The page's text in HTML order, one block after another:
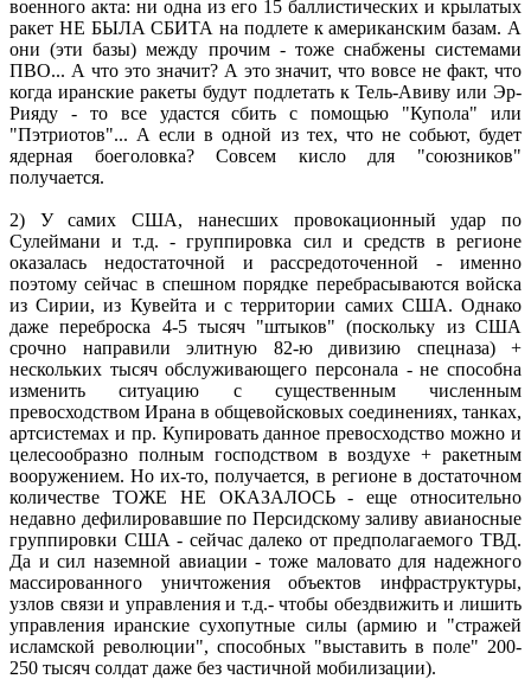
военного акта: ни одна из его 15 баллистических и крылатых
ракет НЕ БЫЛА СБИТА на подлете к американским базам. А
они (эти базы) между прочим - тоже снабжены системами
ПВО... А что это значит? А это значит, что вовсе не факт, что
когда иранские ракеты будут подлетать к Тель-Авиву или Эр-
Рияду - то все удастся сбить с помощью "Купола" или
"Пэтриотов"... А если в одной из тех, что не собьют, будет
ядерная боеголовка? Совсем кисло для "союзников"
получается.
2) У самих США, нанесших провокационный удар по
Сулеймани и т.д. - группировка сил и средств в регионе
оказалась недостаточной и рассредоточенной - именно
поэтому сейчас в спешном порядке перебрасываются войска
из Сирии, из Кувейта и с территории самих США. Однако
даже переброска 4-5 тысяч "штыков" (поскольку из США
срочно направили элитную 82-ю дивизию спецназа) +
нескольких тысяч обслуживающего персонала - не способна
изменить ситуацию с существенным численным
превосходством Ирана в общевойсковых соединениях, танках,
артсистемах и пр. Купировать данное превосходство можно и
целесообразно полным господством в воздухе + ракетным
вооружением. Но их-то, получается, в регионе в достаточном
количестве ТОЖЕ НЕ ОКАЗАЛОСЬ - еще относительно
недавно дефилировавшие по Персидскому заливу авианосные
группировки США - сейчас далеко от предполагаемого ТВД.
Да и сил наземной авиации - тоже маловато для надежного
массированного уничтожения объектов инфраструктуры,
узлов связи и управления и т.д.- чтобы обездвижить и лишить
управления иранские сухопутные силы (армию и "стражей
исламской революции", способных "выставить в поле" 200-
250 тысяч солдат даже без частичной мобилизации).